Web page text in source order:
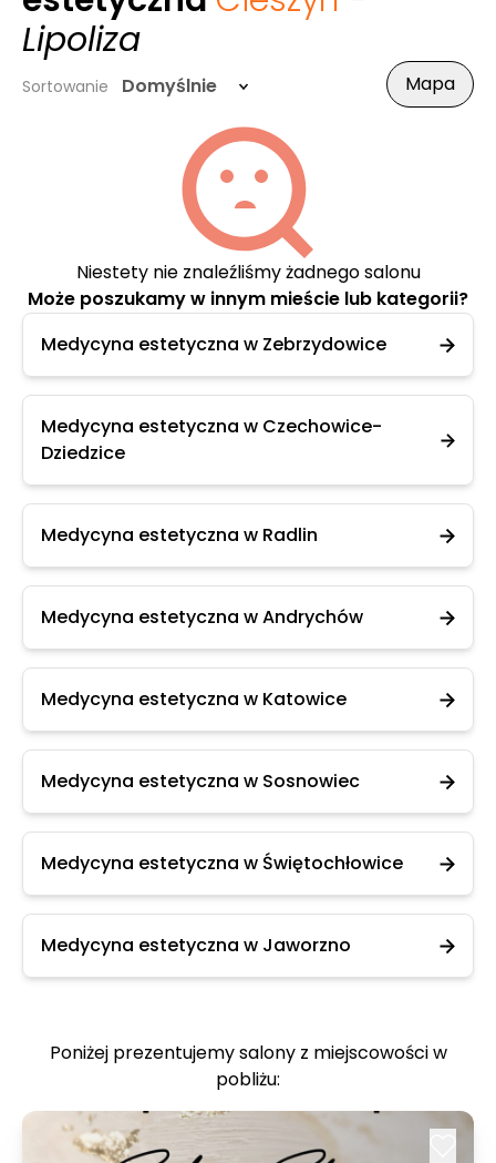
Lipoliza
Sortowanie Domyślnie Mapa
Niestety nie znaleźliśmy żadnego salonu
Może poszukamy w innym mieście lub kategorii?
Medycyna estetyczna w Zebrzydowice
Medycyna estetyczna w Czechowice-
Dziedzice
Medycyna estetyczna w Radlin
Medycyna estetyczna w Andrychów
Medycyna estetyczna w Katowice
Medycyna estetyczna w Sosnowiec
Medycyna estetyczna w Świętochłowice
Medycyna estetyczna w Jaworzno
Poniżej prezentujemy salony z miejscowości w
pobliżu: